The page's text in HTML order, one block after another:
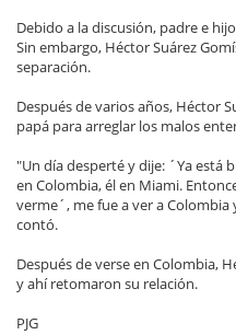
Debido a la discusión, padre e
Sin embargo, Héctor Suárez
separación.
Después de varios años, Héctor
papá para arreglar los malos
"Un día desperté y dije: ´Ya está
en Colombia, él en Miami.
verme´, me fue a ver a
contó.
Después de verse en Colombia,
y ahí retomaron su relación.
PJG